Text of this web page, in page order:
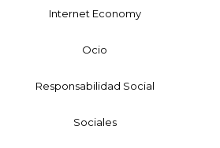
Internet Economy
Ocio
Responsabilidad Social
Sociales